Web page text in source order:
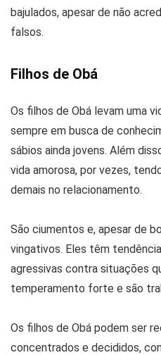
bajulados, apesar de não
falsos.
Filhos de Obá
Os filhos de Obá levam uma
sempre em busca de
sábios ainda jovens. Além
vida amorosa, por vezes,
demais no relacionamento.
São ciumentos e, apesar de
vingativos. Eles têm
agressivas contra situações
temperamento forte e são
Os filhos de Obá podem ser
concentrados e decididos,